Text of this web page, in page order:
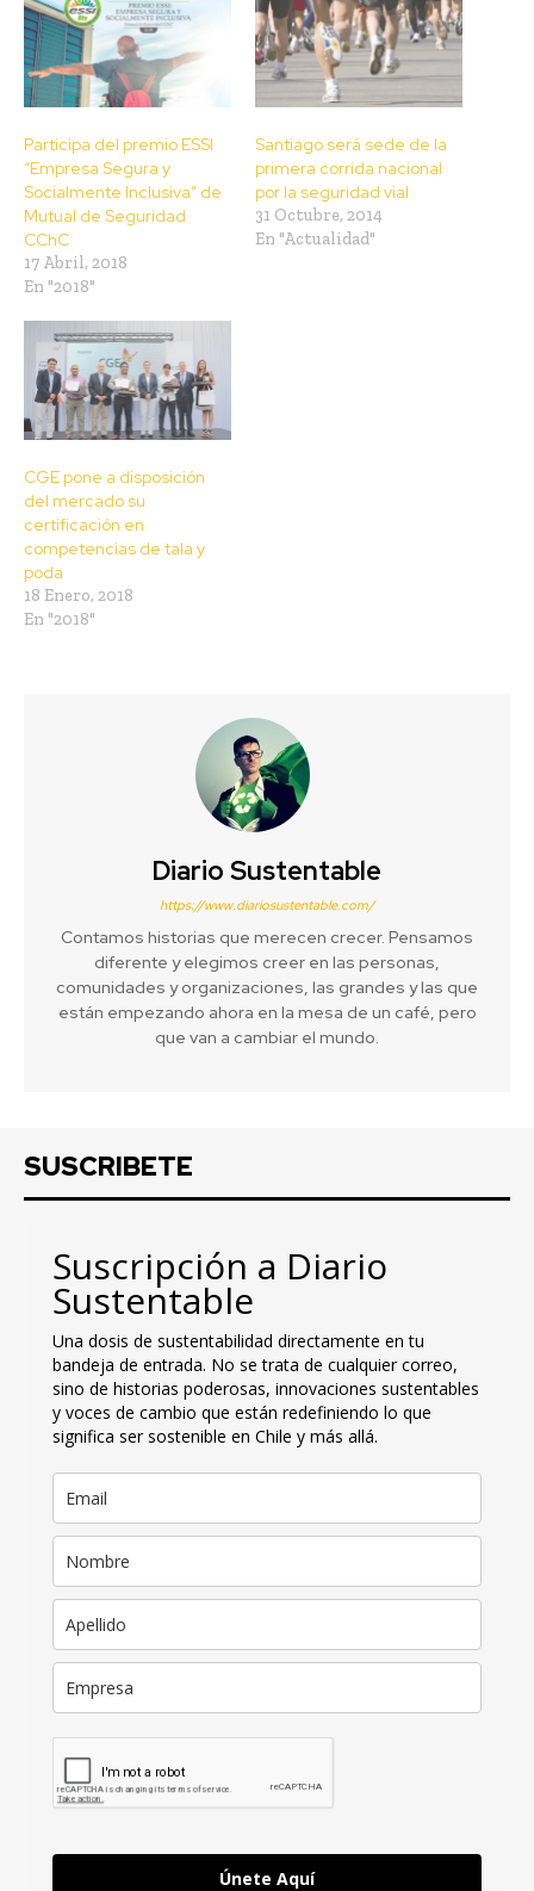
Participa del premio ESSI
“Empresa Segura y
Socialmente Inclusiva” de
Mutual de Seguridad
CChC
17 Abril, 2018
En "2018"
Santiago será sede de la
primera corrida nacional
por la seguridad vial
31 Octubre, 2014
En "Actualidad"
CGE pone a disposición
del mercado su
certificación en
competencias de tala y
poda
18 Enero, 2018
En "2018"
Diario Sustentable
https://www.diariosustentable.com/
Contamos historias que merecen crecer. Pensamos
diferente y elegimos creer en las personas,
comunidades y organizaciones, las grandes y las que
están empezando ahora en la mesa de un café, pero
que van a cambiar el mundo.
SUSCRIBETE
Suscripción a Diario
Sustentable
Una dosis de sustentabilidad directamente en tu
bandeja de entrada. No se trata de cualquier correo,
sino de historias poderosas, innovaciones sustentables
y voces de cambio que están redefiniendo lo que
significa ser sostenible en Chile y más allá.
Únete Aquí